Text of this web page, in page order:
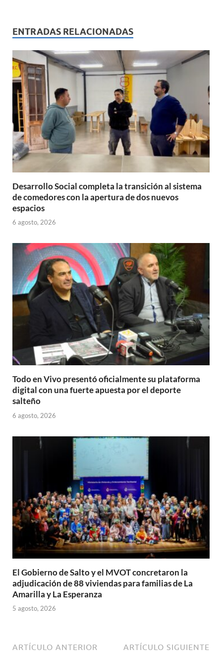
s
A
p
p
b
o
o
p
ar
ti
r
ENTRADAS RELACIONADAS
Desarrollo Social completa la transición al sistema
de comedores con la apertura de dos nuevos
espacios
6 agosto, 2026
Todo en Vivo presentó oficialmente su plataforma
digital con una fuerte apuesta por el deporte
salteño
6 agosto, 2026
El Gobierno de Salto y el MVOT concretaron la
adjudicación de 88 viviendas para familias de La
Amarilla y La Esperanza
5 agosto, 2026
ARTÍCULO ANTERIOR ARTÍCULO SIGUIENTE